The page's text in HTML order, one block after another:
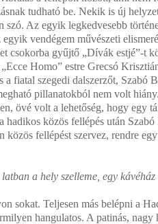
tudható be. Nekik is új
szó. Az egyik legkedvesebb
vendégem művészeti
csokorba gyűjtő „Dívák estjé”-t
Homo” estre Grecsó
a fiatal szegedi dalszerzőt, Szabó
pillanatokból nem volt
övé volt a lehetőség, hogy egy
hadikos közös fellépés után
közös fellépést szervez, rendre
a hely szelleme, egy
sokat. Teljesen más belépni a
hangulatos. A patinás,